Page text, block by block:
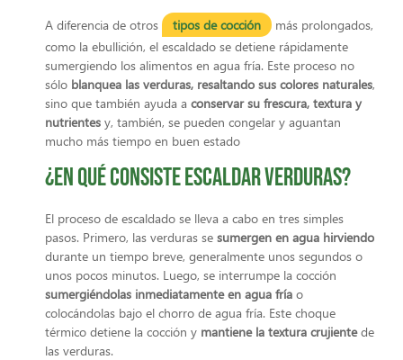
A diferencia de otros tipos de cocción
más prolongados,
como la ebullición, el escaldado se detiene rápidamente
sumergiendo los alimentos en agua fría. Este proceso no
sólo blanquea las verduras, resaltando sus colores naturales,
sino que también ayuda a conservar su frescura, textura y
nutrientes y, también, se pueden congelar y aguantan
mucho más tiempo en buen estado
¿En qué consiste escaldar verduras?
El proceso de escaldado se lleva a cabo en tres simples
pasos. Primero, las verduras se sumergen en agua hirviendo
durante un tiempo breve, generalmente unos segundos o
unos pocos minutos. Luego, se interrumpe la cocción
sumergiéndolas inmediatamente en agua fría o
colocándolas bajo el chorro de agua fría. Este choque
térmico detiene la cocción y mantiene la textura crujientede
las verduras.